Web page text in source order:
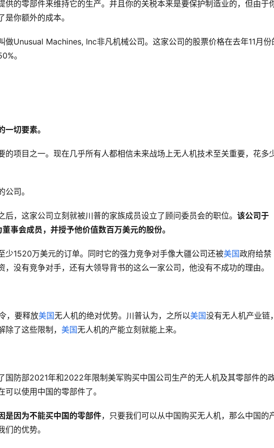
供的零部件来维持它的生产。并且你的关税本来是要保护制造业的，但由于
你额外的成本。
做Unusual Machines, Inc非凡机械公司。这家公司的股票价格在去年11月份
。
切要素。
的项目之一。现在几乎所有人都相信未来战场上无人机技术至关重要，花多
司。
，这家公司立刻就被川普的家族成员设立了顾问委员会的职位。 该公司于
事会成员，并授予他价值数百万美元的股份。
少1520万美元的订单。同时它的强力竞争对手像大疆公司还被美国政府给禁
没有竞争对手，还有大领导背书的这么一家公司，他没有不成功的理由。
，要释放美国无人机的绝对优势。川普认为，之所以美国没有无人机产业链
了这些限制， 美国无人机的产能立刻就能上来。
国防部2021年和2022年限制美军购买中国公司生产的无人机及其零部件的
可以使用中国的零部件了。
是因为不能买中国的零部件，只要我们可以从中国购买无人机，那么中国的
的优势。